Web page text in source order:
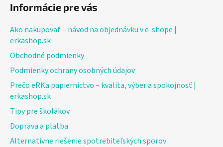
Informácie pre vás
Ako nakupovať – návod na objednávku v e-shope |
erkashop.sk
Obchodné podmienky
Podmienky ochrany osobných údajov
Prečo eRKa papiernictvo – kvalita, výber a spokojnosť |
erkashop.sk
Tipy pre školákov
Doprava a platba
Alternatívne riešenie spotrebiteľských sporov